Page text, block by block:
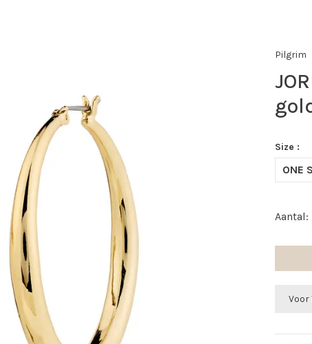
Pilgrim
Size :
ONE
Aantal:
Voor